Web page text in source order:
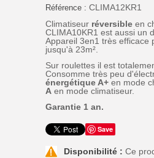
Référence : CLIMA12KR1
Climatiseur réversible en
CLIMA10KR1 est aussi un
Appareil 3en1 très efficace
jusqu'à 23m².
Sur roulettes il est
Consomme très peu
énergétique A+ en mode
A en mode climatiseur.
Garantie 1 an.
Save
Disponibilité : Ce